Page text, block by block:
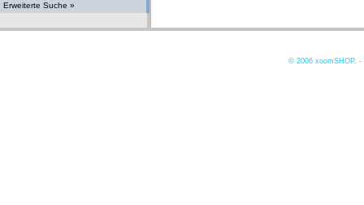
Erweiterte Suche »
© 2006 xoomSHOP. -